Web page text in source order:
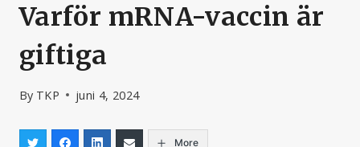
Varför mRNA-vaccin är
giftiga
By TKP juni 4, 2024
More